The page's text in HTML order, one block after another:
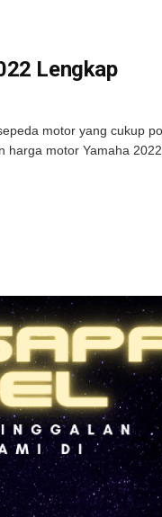
Lengkap
motor yang cukup
motor Yamaha